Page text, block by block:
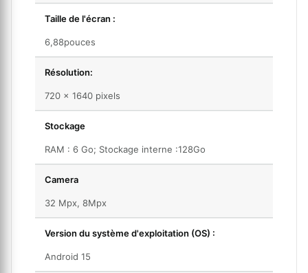
Taille de l'écran :
6,88pouces
Résolution:
720 x 1640 pixels
Stockage
RAM : 6 Go; Stockage interne :128Go
Camera
32 Mpx, 8Mpx
Version du système d'exploitation (OS) :
Android 15